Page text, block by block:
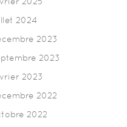
2024
2023
2023
2023
2022
2022